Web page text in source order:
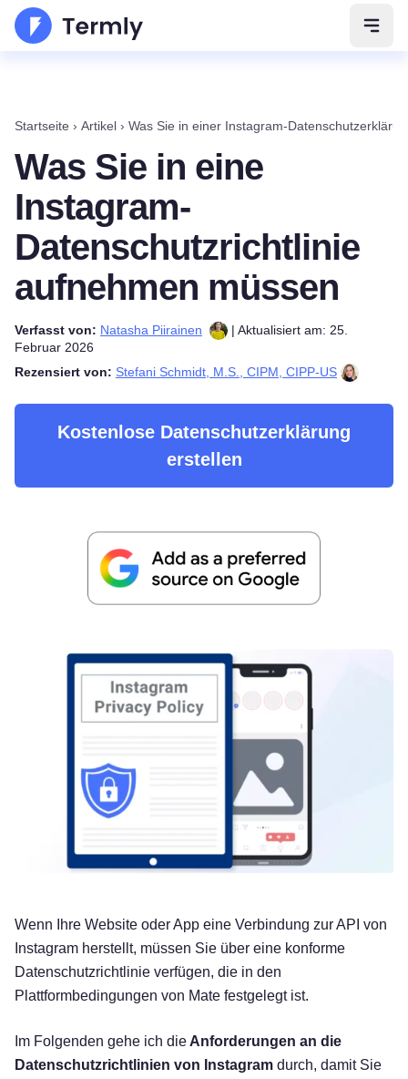
Startseite › Artikel › Was Sie in einer Instagram-
Was Sie in eine
Instagram-
Datenschutzrichtlinie
aufnehmen müssen
Verfasst von: Natasha Piirainen
| Aktualisiert am: 25.
Februar 2026
Rezensiert von: Stefani Schmidt, M.S., CIPM, CIPP-US
Kostenlose Datenschutzerklärung
erstellen
Wenn Ihre Website oder App eine Verbindung zur API von
Instagram herstellt, müssen Sie über eine konforme
Datenschutzrichtlinie verfügen, die in den
Plattformbedingungen von Mate festgelegt ist.
Im Folgenden gehe ich die Anforderungen an die
Datenschutzrichtlinien von Instagram durch, damit Sie